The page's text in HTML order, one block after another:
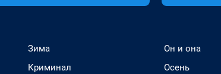
Зима
Криминал
Он и она
Осень